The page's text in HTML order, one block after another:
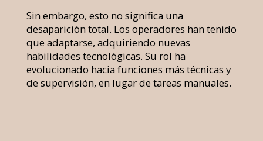
Sin embargo, esto no significa una
desaparición total. Los operadores han tenido
que adaptarse, adquiriendo nuevas
habilidades tecnológicas. Su rol ha
evolucionado hacia funciones más técnicas y
de supervisión, en lugar de tareas manuales.